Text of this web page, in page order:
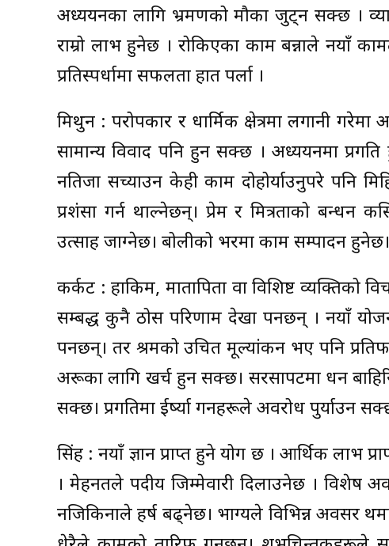
अध्ययनका लागि भ्रमणको मौका जुट्न सक्छ ।
राम्रो लाभ हुनेछ । रोकिएका काम बन्नाले नयाँ
प्रतिस्पर्धामा सफलता हात पर्ला ।
मिथुन : परोपकार र धार्मिक क्षेत्रमा लगानी
सामान्य विवाद पनि हुन सक्छ । अध्ययनमा
नतिजा सच्याउन केही काम दोहोर्याउनुपरे पनि
प्रशंसा गर्न थाल्नेछन्। प्रेम र मित्रताको बन्धन
उत्साह जाग्नेछ। बोलीको भरमा काम सम्पादन हुनेछ।
कर्कट : हाकिम, मातापिता वा विशिष्ट व्यक्तिको
सम्बद्ध कुनै ठोस परिणाम देखा पर्नेछन् । नयाँ
पर्नेछन्। तर श्रमको उचित मूल्यांकन भए पनि
अरूका लागि खर्च हुन सक्छ। सरसापटमा धन
सक्छ। प्रगतिमा ईर्ष्या गर्नेहरूले अवरोध पुर्याउन
सिंह : नयाँ ज्ञान प्राप्त हुने योग छ । आर्थिक लाभ
। मेहनतले पदीय जिम्मेवारी दिलाउनेछ । विशेष
नजिकिनाले हर्ष बढ्नेछ। भाग्यले विभिन्न अवसर